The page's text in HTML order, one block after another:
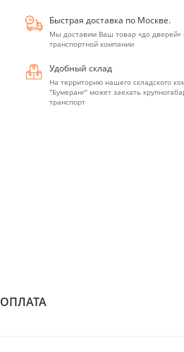
Быстрая доставка по Москве.
Мы доставим Ваш товар «до дверей»
транспортной компании
Удобный склад
На территорию нашего складского
"Бумеранг" может заехать
транспорт
ОПЛАТА